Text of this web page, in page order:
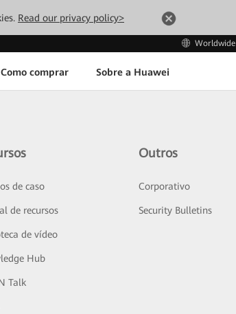
Read our privacy policy>
Worldwide
Como comprar Sobre a Huawei
de caso
de recursos
de vídeo
Hub
Talk
Outros
Corporativo
Security Bulletins